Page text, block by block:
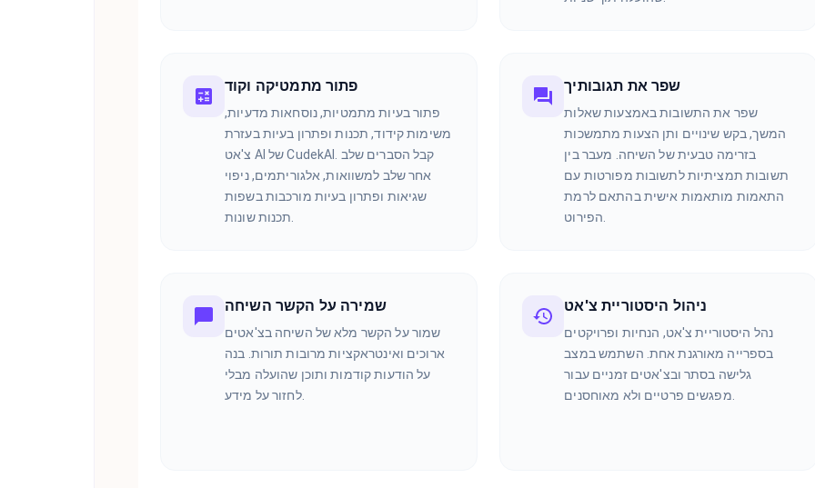
פתור מתמטיקה וקוד
פתור בעיות מתמטיות, נוסחאות מדעיות,
משימות קידוד, תכנות ופתרון בעיות בעזרת
צ'אט AI של CudekAI. קבל הסברים שלב
אחר שלב למשוואות, אלגוריתמים, ניפוי
שגיאות ופתרון בעיות מורכבות בשפות
שפר את תגובותיך
שפר את התשובות באמצעות שאלות
המשך, בקש שינויים ותן הצעות מתמשכות
בזרימה טבעית של השיחה. מעבר בין
תשובות תמציתיות לתשובות מפורטות עם
התאמות מותאמות אישית בהתאם לרמת
שמירה על הקשר השיחה
שמור על הקשר מלא של השיחה בצ'אטים
ארוכים ואינטראקציות מרובות תורות. בנה
על הודעות קודמות ותוכן שהועלה מבלי
לחזור על מידע.
ניהול היסטוריית צ'אט
נהל היסטוריית צ'אט, הנחיות ופרויקטים
בספרייה מאורגנת אחת. השתמש במצב
גלישה בסתר ובצ'אטים זמניים עבור